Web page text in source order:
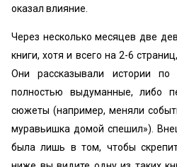
оказал влияние.
Через несколько месяцев две
книги, хотя и всего на 2-6
Они рассказывали истории
полностью выдуманные, либо
сюжеты (например, меняли
муравьишка домой спешил»).
была лишь в том, чтобы